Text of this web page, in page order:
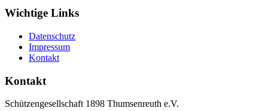
Wichtige Links
Datenschutz
Impressum
Kontakt
Kontakt
Schützengesellschaft 1898 Thumsenreuth e.V.